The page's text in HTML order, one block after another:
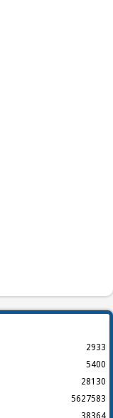
2933
5400
28130
5627583
38364